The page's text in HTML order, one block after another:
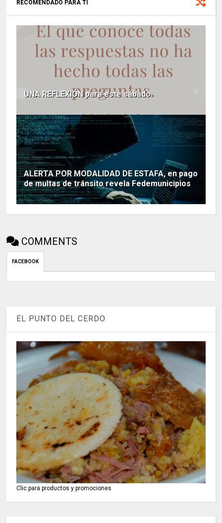
RECOMENDADO PARA TI
UNA REFLEXIÓN para este sábado
ALERTA POR MODALIDAD DE ESTAFA, en pago
de multas de tránsito revela Fedemunicipios
COMMENTS
FACEBOOK
EL PUNTO DEL CERDO
Clic para productos y promociones